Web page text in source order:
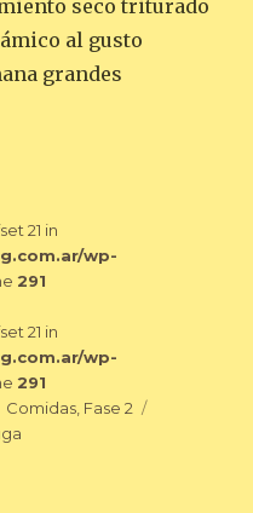
seco triturado
al gusto
grandes
21 in
wp-
291
21 in
wp-
291
Categorías
Comidas, Fase 2